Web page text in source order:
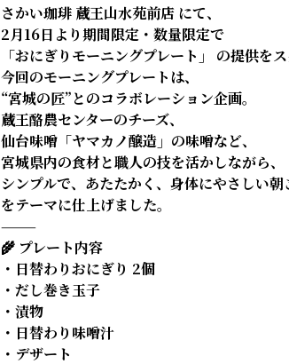
さかい珈琲 蔵王山水苑前店 にて、
2月16日より期間限定・数量限定で
「おにぎりモーニングプレート」 の提供を
今回のモーニングプレートは、
“宮城の匠”とのコラボレーション企画。
蔵王酪農センターのチーズ、
仙台味噌「ヤマカノ醸造」の味噌など、
宮城県内の食材と職人の技を活かしながら、
シンプルで、あたたかく、身体にやさしい朝
をテーマに仕上げました。
⸻
🌾 プレート内容
・日替わりおにぎり 2個
・だし巻き玉子
・漬物
・日替わり味噌汁
・デザート